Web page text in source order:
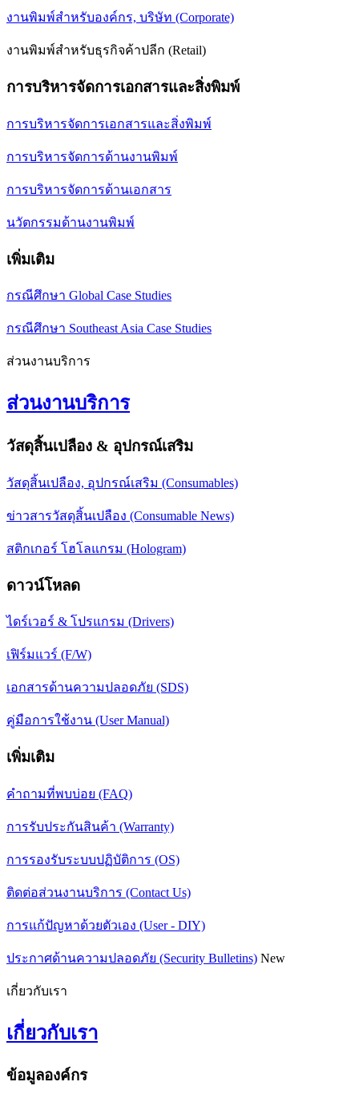
งานพิมพ์สำหรับองค์กร, บริษัท (Corporate)
งานพิมพ์สำหรับธุรกิจค้าปลีก (Retail)
การบริหารจัดการเอกสารและสิ่งพิมพ์
การบริหารจัดการเอกสารและสิ่งพิมพ์
การบริหารจัดการด้านงานพิมพ์
การบริหารจัดการด้านเอกสาร
นวัตกรรมด้านงานพิมพ์
เพิ่มเติม
กรณีศึกษา Global Case Studies
กรณีศึกษา Southeast Asia Case Studies
ส่วนงานบริการ
ส่วนงานบริการ
วัสดุสิ้นเปลือง & อุปกรณ์เสริม
วัสดุสิ้นเปลือง, อุปกรณ์เสริม (Consumables)
ข่าวสารวัสดุสิ้นเปลือง (Consumable News)
สติกเกอร์ โฮโลแกรม (Hologram)
ดาวน์โหลด
ไดร์เวอร์ & โปรแกรม (Drivers)
เฟิร์มแวร์ (F/W)
เอกสารด้านความปลอดภัย (SDS)
คู่มือการใช้งาน (User Manual)
เพิ่มเติม
คำถามที่พบบ่อย (FAQ)
การรับประกันสินค้า (Warranty)
การรองรับระบบปฏิบัติการ (OS)
ติดต่อส่วนงานบริการ (Contact Us)
การแก้ปัญหาด้วยตัวเอง (User - DIY)
ประกาศด้านความปลอดภัย (Security Bulletins) New
เกี่ยวกับเรา
เกี่ยวกับเรา
ข้อมูลองค์กร